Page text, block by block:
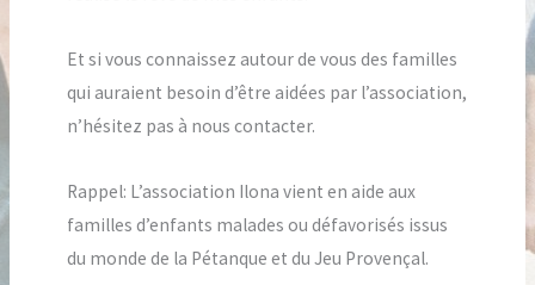
Et si vous connaissez autour de vous des familles
qui auraient besoin d’être aidées par l’association,
n’hésitez pas à nous contacter.
Rappel: L’association Ilona vient en aide aux
familles d’enfants malades ou défavorisés issus
du monde de la Pétanque et du Jeu Provençal.